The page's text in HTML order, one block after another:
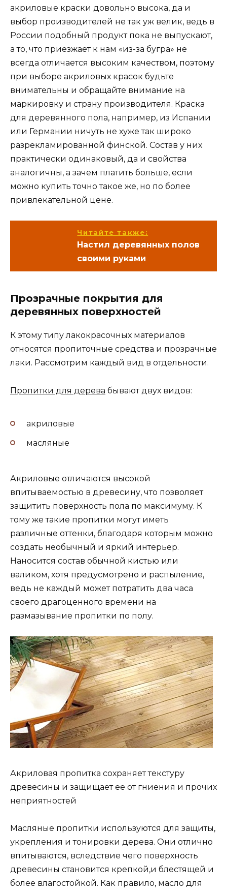
акриловые краски довольно высока, да и
выбор производителей не так уж велик, ведь в
России подобный продукт пока не выпускают,
а то, что приезжает к нам «из-за бугра» не
всегда отличается высоким качеством, поэтому
при выборе акриловых красок будьте
внимательны и обращайте внимание на
маркировку и страну производителя. Краска
для деревянного пола, например, из Испании
или Германии ничуть не хуже так широко
разрекламированной финской. Состав у них
практически одинаковый, да и свойства
аналогичны, а зачем платить больше, если
можно купить точно такое же, но по более
привлекательной цене.
Читайте также:
Настил деревянных полов
своими руками
Прозрачные покрытия для
деревянных поверхностей
К этому типу лакокрасочных материалов
относятся пропиточные средства и прозрачные
лаки. Рассмотрим каждый вид в отдельности.
Пропитки для дерева бывают двух видов:
акриловые
масляные
Акриловые отличаются высокой
впитываемостью в древесину, что позволяет
защитить поверхность пола по максимуму. К
тому же такие пропитки могут иметь
различные оттенки, благодаря которым можно
создать необычный и яркий интерьер.
Наносится состав обычной кистью или
валиком, хотя предусмотрено и распыление,
ведь не каждый может потратить два часа
своего драгоценного времени на
размазывание пропитки по полу.
Акриловая пропитка сохраняет текстуру
древесины и защищает ее от гниения и прочих
неприятностей
Масляные пропитки используются для защиты,
укрепления и тонировки дерева. Они отлично
впитываются, вследствие чего поверхность
древесины становится крепкой,и блестящей и
более влагостойкой. Как правило, масло для